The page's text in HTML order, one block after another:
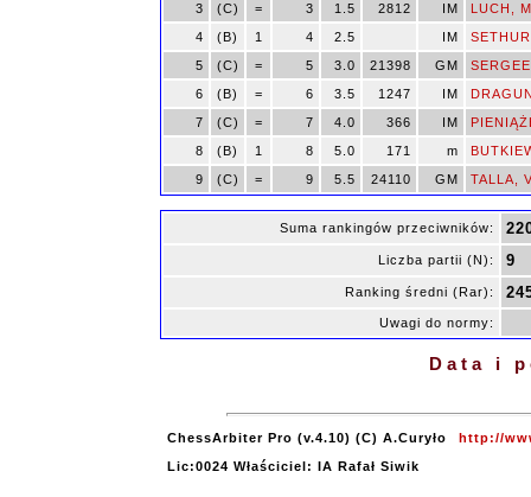
3
(C) = 3 1.5 2812 IM
LUCH,
4
(B) 1 4 2.5 IM
5
(C) = 5 3.0 21398 GM
6
(B) = 6 3.5 1247 IM
7
(C) = 7 4.0 366 IM
8
(B) 1 8 5.0 171 m
9
(C) = 9 5.5 24110 GM TALLA,
Suma rankingów przeciwników:
Liczba partii (N): 9
Ranking średni (Rar):
Uwagi do normy:
Data i
ChessArbiter Pro (v.4.10) (C) A.Curyło
http://
Lic:0024 Właściciel: IA Rafał Siwik